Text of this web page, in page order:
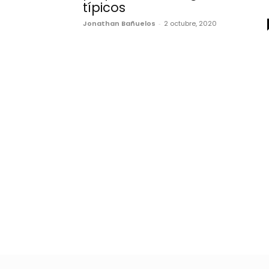
típicos
Jonathan Bañuelos - 2 octubre, 2020